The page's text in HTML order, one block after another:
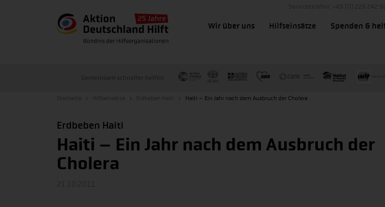
Wir über uns Hilfseinsätze Spenden &
Haiti – Ein Jahr nach dem Ausbruch der Cholera
Erdbeben Haiti
Haiti – Ein Jahr nach dem Ausbruch der
Cholera